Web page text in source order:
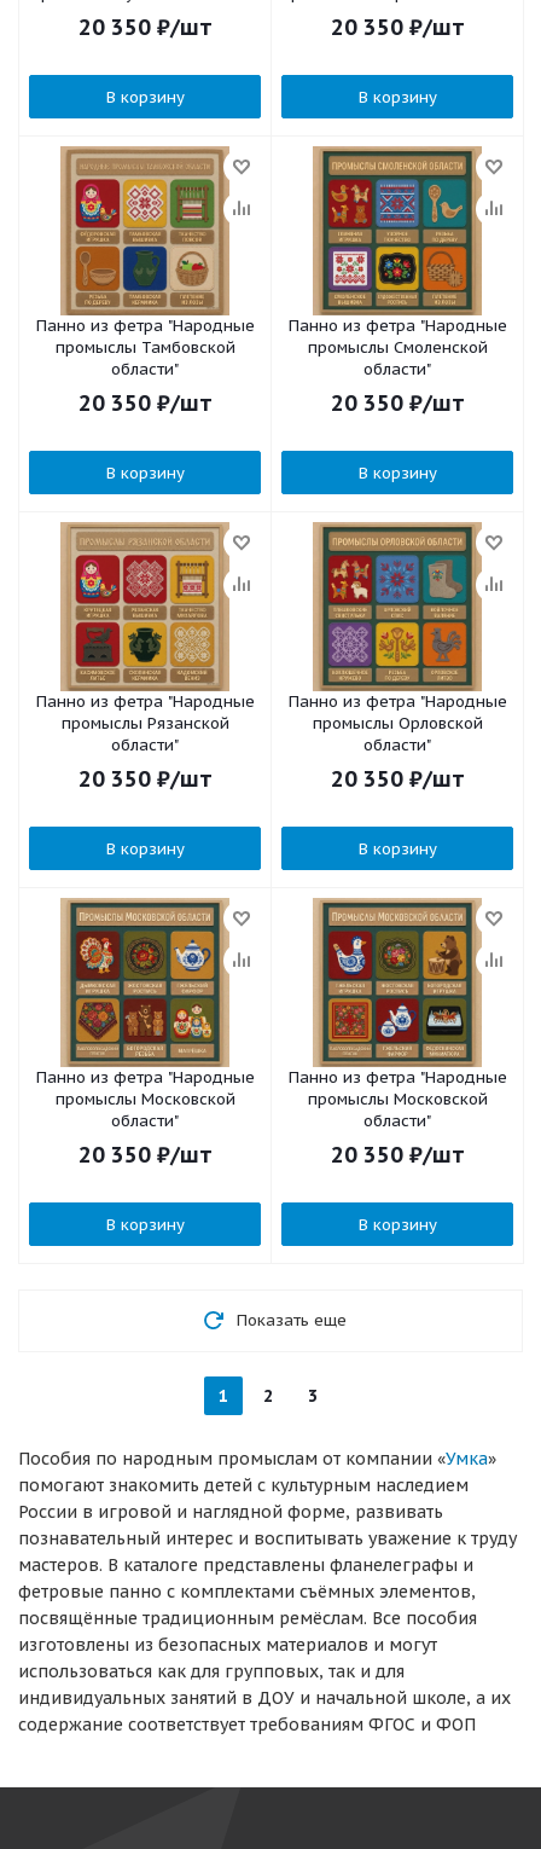
20 350₽/шт
В корзину
20 350₽/шт
В корзину
Панно из фетра "Народные
промыслы Тамбовской
области"
20 350₽/шт
В корзину
Панно из фетра "Народные
промыслы Смоленской
области"
20 350₽/шт
В корзину
Панно из фетра "Народные
промыслы Рязанской
области"
20 350₽/шт
В корзину
Панно из фетра "Народные
промыслы Орловской
области"
20 350₽/шт
В корзину
Панно из фетра "Народные
промыслы Московской
области"
20 350₽/шт
В корзину
Панно из фетра "Народные
промыслы Московской
области"
20 350₽/шт
В корзину
Показать еще
1 2 3
Пособия по народным промыслам от компании «Умка»
помогают знакомить детей с культурным наследием
России в игровой и наглядной форме, развивать
познавательный интерес и воспитывать уважение к труду
мастеров. В каталоге представлены фланелеграфы и
фетровые панно с комплектами съёмных элементов,
посвящённые традиционным ремёслам. Все пособия
изготовлены из безопасных материалов и могут
использоваться как для групповых, так и для
индивидуальных занятий в ДОУ и начальной школе, а их
содержание соответствует требованиям ФГОС и ФОП